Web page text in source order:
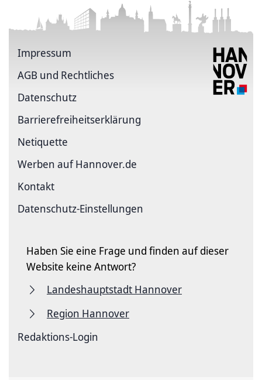
Impressum
AGB und Rechtliches
Datenschutz
Barriere­freiheits­erklärung
Netiquette
Werben auf Hannover.de
Kontakt
Datenschutz-Einstellungen
Haben Sie eine Frage und finden auf dieser
Website keine Antwort?
Landeshauptstadt Hannover
Region Hannover
Redaktions-Login